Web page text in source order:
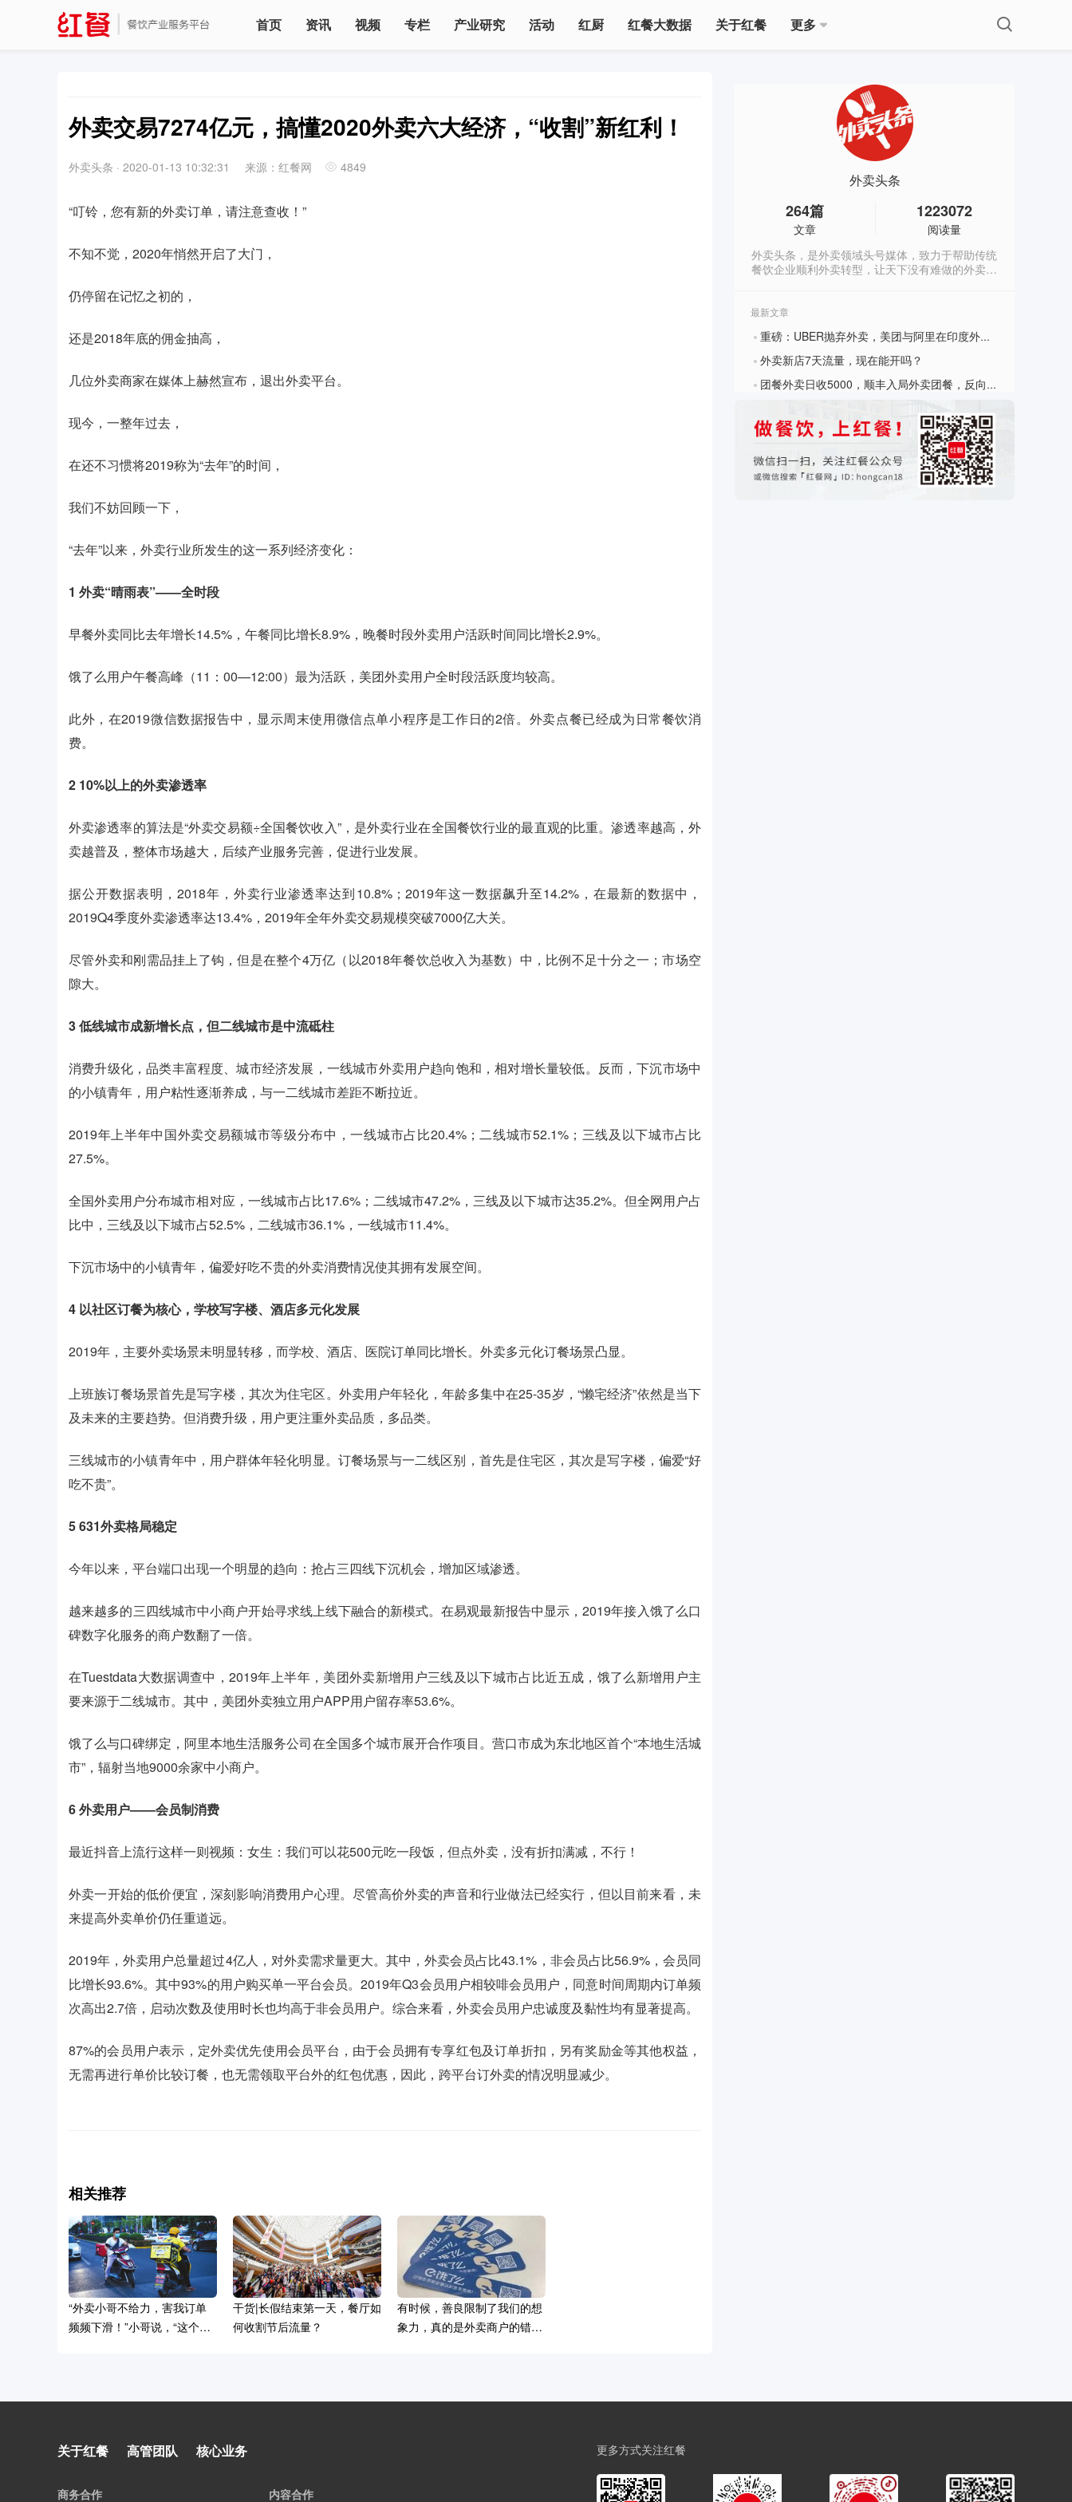
首页 资讯 视频 专栏 产业研究 活动 红厨 红餐大数据 关于红餐 更多
外卖交易7274亿元，搞懂2020外卖六大经济，“收割”新红利！
外卖头条 · 2020-01-13 10:32:31 来源：红餐网 4849
“叮铃，您有新的外卖订单，请注意查收！”
不知不觉，2020年悄然开启了大门，
仍停留在记忆之初的，
还是2018年底的佣金抽高，
几位外卖商家在媒体上赫然宣布，退出外卖平台。
现今，一整年过去，
在还不习惯将2019称为“去年”的时间，
我们不妨回顾一下，
“去年”以来，外卖行业所发生的这一系列经济变化：
1 外卖“晴雨表”——全时段
早餐外卖同比去年增长14.5%，午餐同比增长8.9%，晚餐时段外卖用户活跃时间同比增长2.9%。
饿了么用户午餐高峰（11：00—12:00）最为活跃，美团外卖用户全时段活跃度均较高。
此外，在2019微信数据报告中，显示周末使用微信点单小程序是工作日的2倍。外卖点餐已经成为日常餐饮消
费。
2 10%以上的外卖渗透率
外卖渗透率的算法是“外卖交易额÷全国餐饮收入”，是外卖行业在全国餐饮行业的最直观的比重。渗透率越高，外
卖越普及，整体市场越大，后续产业服务完善，促进行业发展。
据公开数据表明，2018年，外卖行业渗透率达到10.8%；2019年这一数据飙升至14.2%，在最新的数据中，
2019Q4季度外卖渗透率达13.4%，2019年全年外卖交易规模突破7000亿大关。
尽管外卖和刚需品挂上了钩，但是在整个4万亿（以2018年餐饮总收入为基数）中，比例不足十分之一；市场空
隙大。
3低线城市成新增长点，但二线城市是中流砥柱
消费升级化，品类丰富程度、城市经济发展，一线城市外卖用户趋向饱和，相对增长量较低。反而，下沉市场中
的小镇青年，用户粘性逐渐养成，与一二线城市差距不断拉近。
2019年上半年中国外卖交易额城市等级分布中，一线城市占比20.4%；二线城市52.1%；三线及以下城市占比
27.5%。
全国外卖用户分布城市相对应，一线城市占比17.6%；二线城市47.2%，三线及以下城市达35.2%。但全网用户占
比中，三线及以下城市占52.5%，二线城市36.1%，一线城市11.4%。
下沉市场中的小镇青年，偏爱好吃不贵的外卖消费情况使其拥有发展空间。
4 以社区订餐为核心，学校写字楼、酒店多元化发展
2019年，主要外卖场景未明显转移，而学校、酒店、医院订单同比增长。外卖多元化订餐场景凸显。
上班族订餐场景首先是写字楼，其次为住宅区。外卖用户年轻化，年龄多集中在25-35岁，“懒宅经济”依然是当下
及未来的主要趋势。但消费升级，用户更注重外卖品质，多品类。
三线城市的小镇青年中，用户群体年轻化明显。订餐场景与一二线区别，首先是住宅区，其次是写字楼，偏爱“好
吃不贵”。
5631外卖格局稳定
今年以来，平台端口出现一个明显的趋向：抢占三四线下沉机会，增加区域渗透。
越来越多的三四线城市中小商户开始寻求线上线下融合的新模式。在易观最新报告中显示，2019年接入饿了么口
碑数字化服务的商户数翻了一倍。
在Tuestdata大数据调查中，2019年上半年，美团外卖新增用户三线及以下城市占比近五成，饿了么新增用户主
要来源于二线城市。其中，美团外卖独立用户APP用户留存率53.6%。
饿了么与口碑绑定，阿里本地生活服务公司在全国多个城市展开合作项目。营口市成为东北地区首个“本地生活城
市”，辐射当地9000余家中小商户。
6外卖用户——会员制消费
最近抖音上流行这样一则视频：女生：我们可以花500元吃一段饭，但点外卖，没有折扣满减，不行！
外卖一开始的低价便宜，深刻影响消费用户心理。尽管高价外卖的声音和行业做法已经实行，但以目前来看，未
来提高外卖单价仍任重道远。
2019年，外卖用户总量超过4亿人，对外卖需求量更大。其中，外卖会员占比43.1%，非会员占比56.9%，会员同
比增长93.6%。其中93%的用户购买单一平台会员。2019年Q3会员用户相较啡会员用户，同意时间周期内订单频
次高出2.7倍，启动次数及使用时长也均高于非会员用户。综合来看，外卖会员用户忠诚度及黏性均有显著提高。
87%的会员用户表示，定外卖优先使用会员平台，由于会员拥有专享红包及订单折扣，另有奖励金等其他权益，
无需再进行单价比较订餐，也无需领取平台外的红包优惠，因此，跨平台订外卖的情况明显减少。
相关推荐
“外卖小哥不给力，害我订单
频频下滑！”小哥说，“这个
干货|长假结束第一天，餐厅如
何收割节后流量？
有时候，善良限制了我们的想
象力，真的是外卖商户的错
不挣钱的五个大坑！
外卖头条
264篇
文章
1223072
阅读量
外卖头条，是外卖领域头号媒体，致力于帮助传统
餐饮企业顺利外卖转型，让天下没有难做的外卖生
最新文章
? 重磅：UBER抛弃外卖，美团与阿里在印度外卖市场开战！
? 外卖新店7天流量，现在能开吗？
? 团餐外卖日收5000，顺丰入局外卖团餐，反向PK美团饿了么
关于红餐 高管团队 核心业务
商务合作 内容合作
更多方式关注红餐